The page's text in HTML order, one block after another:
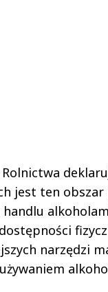
jest ten obszar
narzędzi